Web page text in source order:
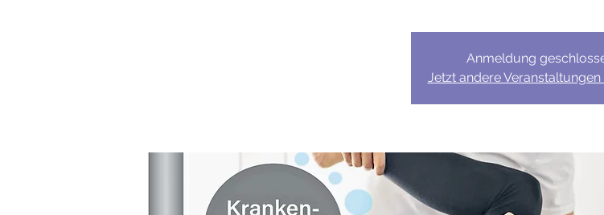
Anmeldung
Jetzt andere Veranstaltungen